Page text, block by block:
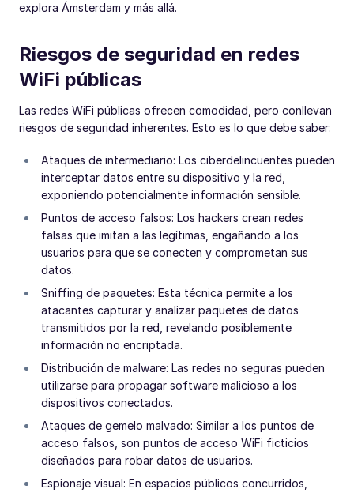
explora Ámsterdam y más allá.
Riesgos de seguridad en redes
WiFi públicas
Las redes WiFi públicas ofrecen comodidad, pero conllevan
riesgos de seguridad inherentes. Esto es lo que debe saber:
Ataques de intermediario: Los ciberdelincuentes pueden
interceptar datos entre su dispositivo y la red,
exponiendo potencialmente información sensible.
Puntos de acceso falsos: Los hackers crean redes
falsas que imitan a las legítimas, engañando a los
usuarios para que se conecten y comprometan sus
datos.
Sniffing de paquetes: Esta técnica permite a los
atacantes capturar y analizar paquetes de datos
transmitidos por la red, revelando posiblemente
información no encriptada.
Distribución de malware: Las redes no seguras pueden
utilizarse para propagar software malicioso a los
dispositivos conectados.
Ataques de gemelo malvado: Similar a los puntos de
acceso falsos, son puntos de acceso WiFi ficticios
diseñados para robar datos de usuarios.
Espionaje visual: En espacios públicos concurridos,